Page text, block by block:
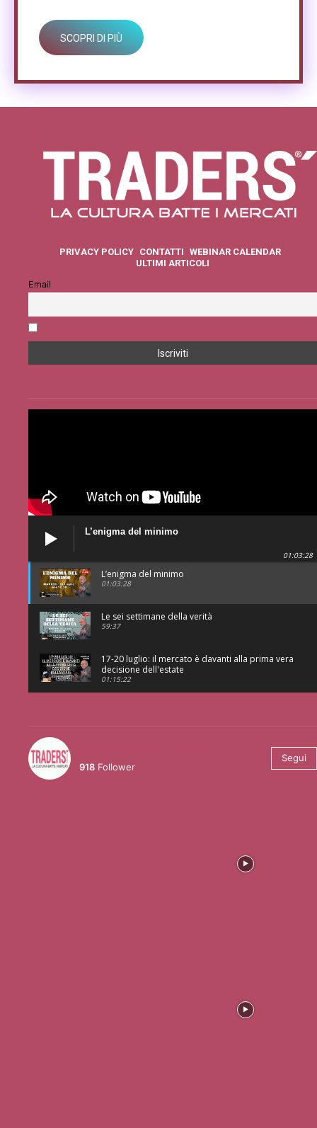
SCOPRI DI PIÙ
PRIVACY POLICY CONTATTI WEBINAR CALENDAR
ULTIMI ARTICOLI
Email
L’enigma del minimo
01:03:28
L’enigma del minimo
01:03:28
Le sei settimane della verità
59:37
17-20 luglio: il mercato è davanti alla prima vera
decisione dell'estate
01:15:22
918 Follower
Segui